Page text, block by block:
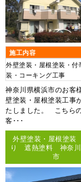
施工内容
外壁塗装・屋根塗装・付
装・コーキング工事
神奈川県横浜市のお客
壁塗装・屋根塗装工事
たしました。 こちら
客･･･
外壁塗装・屋根塗
り 遮熱塗料 神奈川
市